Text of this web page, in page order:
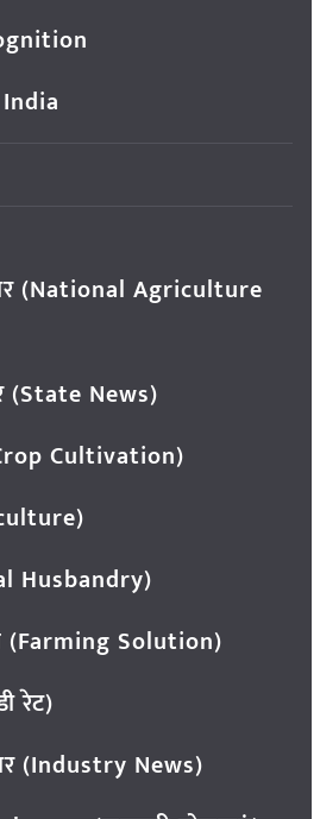
(National Agriculture
(State News)
Cultivation)
Husbandry)
(Farming Solution)
रेट)
(Industry News)